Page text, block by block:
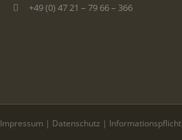
+49 (0) 47 21 – 79 66 – 366
Impressum | Datenschutz | Informationspflicht